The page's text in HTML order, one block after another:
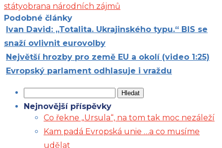
státyobrana národních zájmů
Podobné články
Ivan David: „Totalita. Ukrajinského typu.“ BIS se
snaží ovlivnit eurovolby
Největší hrozby pro země EU a okolí (video 1:25)
Evropský parlament odhlasuje i vraždu
Nejnovější příspěvky
Co řekne „Ursula“, na tom tak moc nezáleží
Kam padá Evropská unie …a co musíme
udělat